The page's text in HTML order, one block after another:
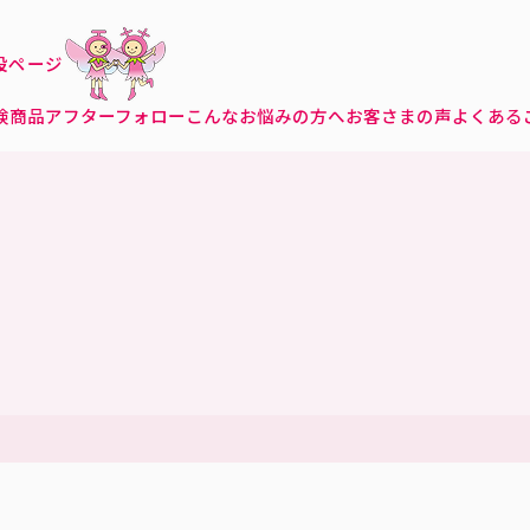
商品アフターフォロー こんなお悩みの方へお客さまの声よくある
ージ